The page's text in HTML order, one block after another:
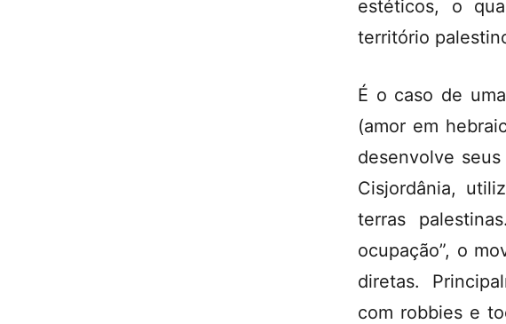
estéticos, o
território
É o caso de
(amor em
desenvolve
Cisjordânia,
terras
ocupação”, o
diretas.
com robbies e